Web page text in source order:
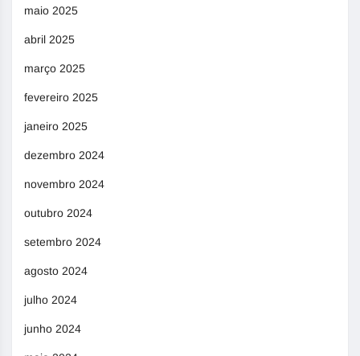
maio 2025
abril 2025
março 2025
fevereiro 2025
janeiro 2025
dezembro 2024
novembro 2024
outubro 2024
setembro 2024
agosto 2024
julho 2024
junho 2024